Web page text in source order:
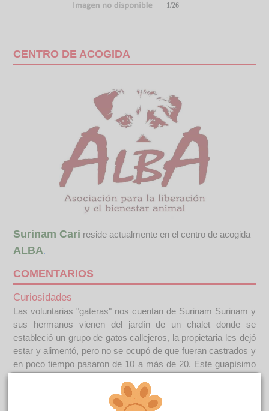
1/26
CENTRO DE ACOGIDA
Surinam Cari reside actualmente en el centro de acogida
ALBA.
COMENTARIOS
Curiosidades
Las voluntarias "gateras" nos cuentan de Surinam Surinam y
sus hermanos vienen del jardín de un chalet donde se
estableció un grupo de gatos callejeros, la propietaria les dejó
estar y alimentó, pero no se ocupó de que fueran castrados y
en poco tiempo pasaron de 10 a más de 20. Este guapísimo
añitos y busca un hogar donde celebrarlo. Es un gatito
juguetón y divertido, le encanta jugar con sus compis de